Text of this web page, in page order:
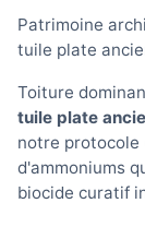
Patrimoine
tuile plate
Toiture
tuile plate
notre protocole
d'ammoniums
biocide curatif